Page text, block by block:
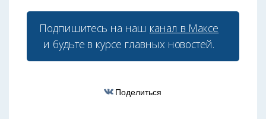
Подпишитесь на наш канал в Максе
и будьте в курсе главных новостей.
Поделиться